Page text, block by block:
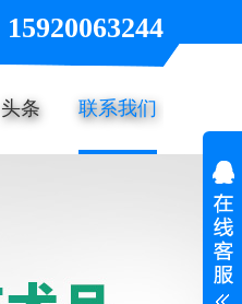
15920063244
头条 联系我们